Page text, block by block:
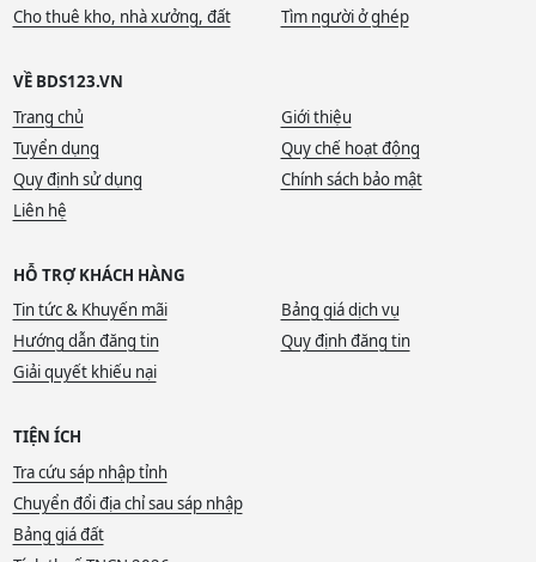
Cho thuê kho, nhà xưởng, đất
Tìm người ở ghép
VỀ BDS123.VN
Trang chủ
Giới thiệu
Tuyển dụng
Quy chế hoạt động
Quy định sử dụng
Chính sách bảo mật
Liên hệ
HỖ TRỢ KHÁCH HÀNG
Tin tức & Khuyến mãi
Bảng giá dịch vụ
Hướng dẫn đăng tin
Quy định đăng tin
Giải quyết khiếu nại
TIỆN ÍCH
Tra cứu sáp nhập tỉnh
Chuyển đổi địa chỉ sau sáp nhập
Bảng giá đất